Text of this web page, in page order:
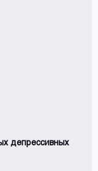
депрессивных